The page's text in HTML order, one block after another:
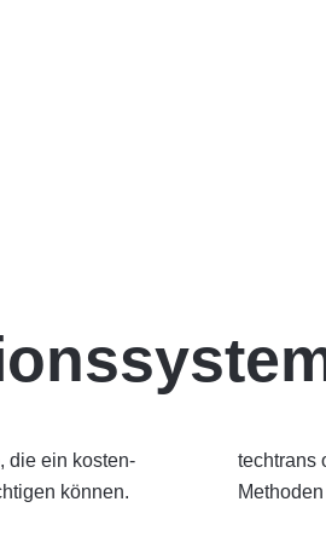
die ein kosten­
können.
zahlreiche